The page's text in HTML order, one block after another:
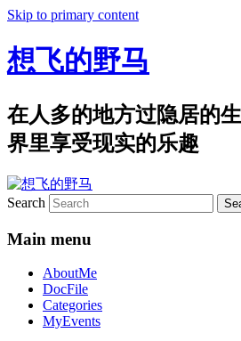
Skip to primary content
想飞的野马
在人多的地方过隐居的
界里享受现实的乐趣
Search
Main menu
AboutMe
DocFile
Categories
MyEvents